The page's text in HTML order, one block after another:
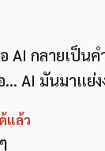
กลายเป็นค
AI มันมาแย่ง
แล้ว